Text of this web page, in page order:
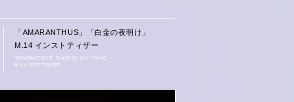
「AMARANTHUS」「白金の夜明け」
M.14 インストティザー
“AMARANTHUS” “HAKKIN NO YOAKE”
M.14 INST TEASER